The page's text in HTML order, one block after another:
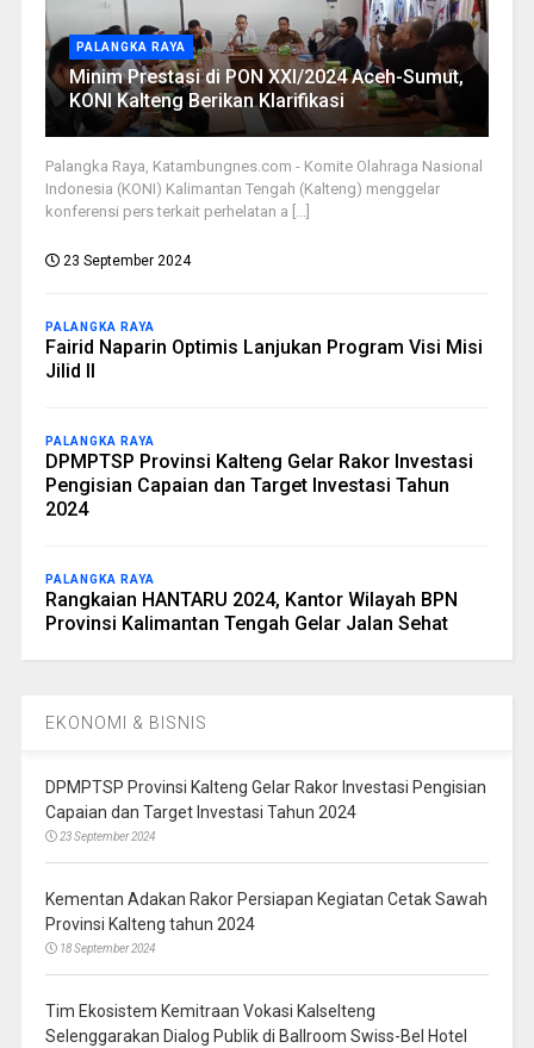
PALANGKA RAYA
Minim Prestasi di PON XXI/2024 Aceh-Sumut,
KONI Kalteng Berikan Klarifikasi
Palangka Raya, Katambungnes.com - Komite Olahraga Nasional
Indonesia (KONI) Kalimantan Tengah (Kalteng) menggelar
konferensi pers terkait perhelatan a [...]
23 September 2024
PALANGKA RAYA
Fairid Naparin Optimis Lanjukan Program Visi Misi
Jilid II
PALANGKA RAYA
DPMPTSP Provinsi Kalteng Gelar Rakor Investasi
Pengisian Capaian dan Target Investasi Tahun
2024
PALANGKA RAYA
Rangkaian HANTARU 2024, Kantor Wilayah BPN
Provinsi Kalimantan Tengah Gelar Jalan Sehat
EKONOMI & BISNIS
DPMPTSP Provinsi Kalteng Gelar Rakor Investasi Pengisian
Capaian dan Target Investasi Tahun 2024
23 September 2024
Kementan Adakan Rakor Persiapan Kegiatan Cetak Sawah
Provinsi Kalteng tahun 2024
18 September 2024
Tim Ekosistem Kemitraan Vokasi Kalselteng
Selenggarakan Dialog Publik di Ballroom Swiss-Bel Hotel